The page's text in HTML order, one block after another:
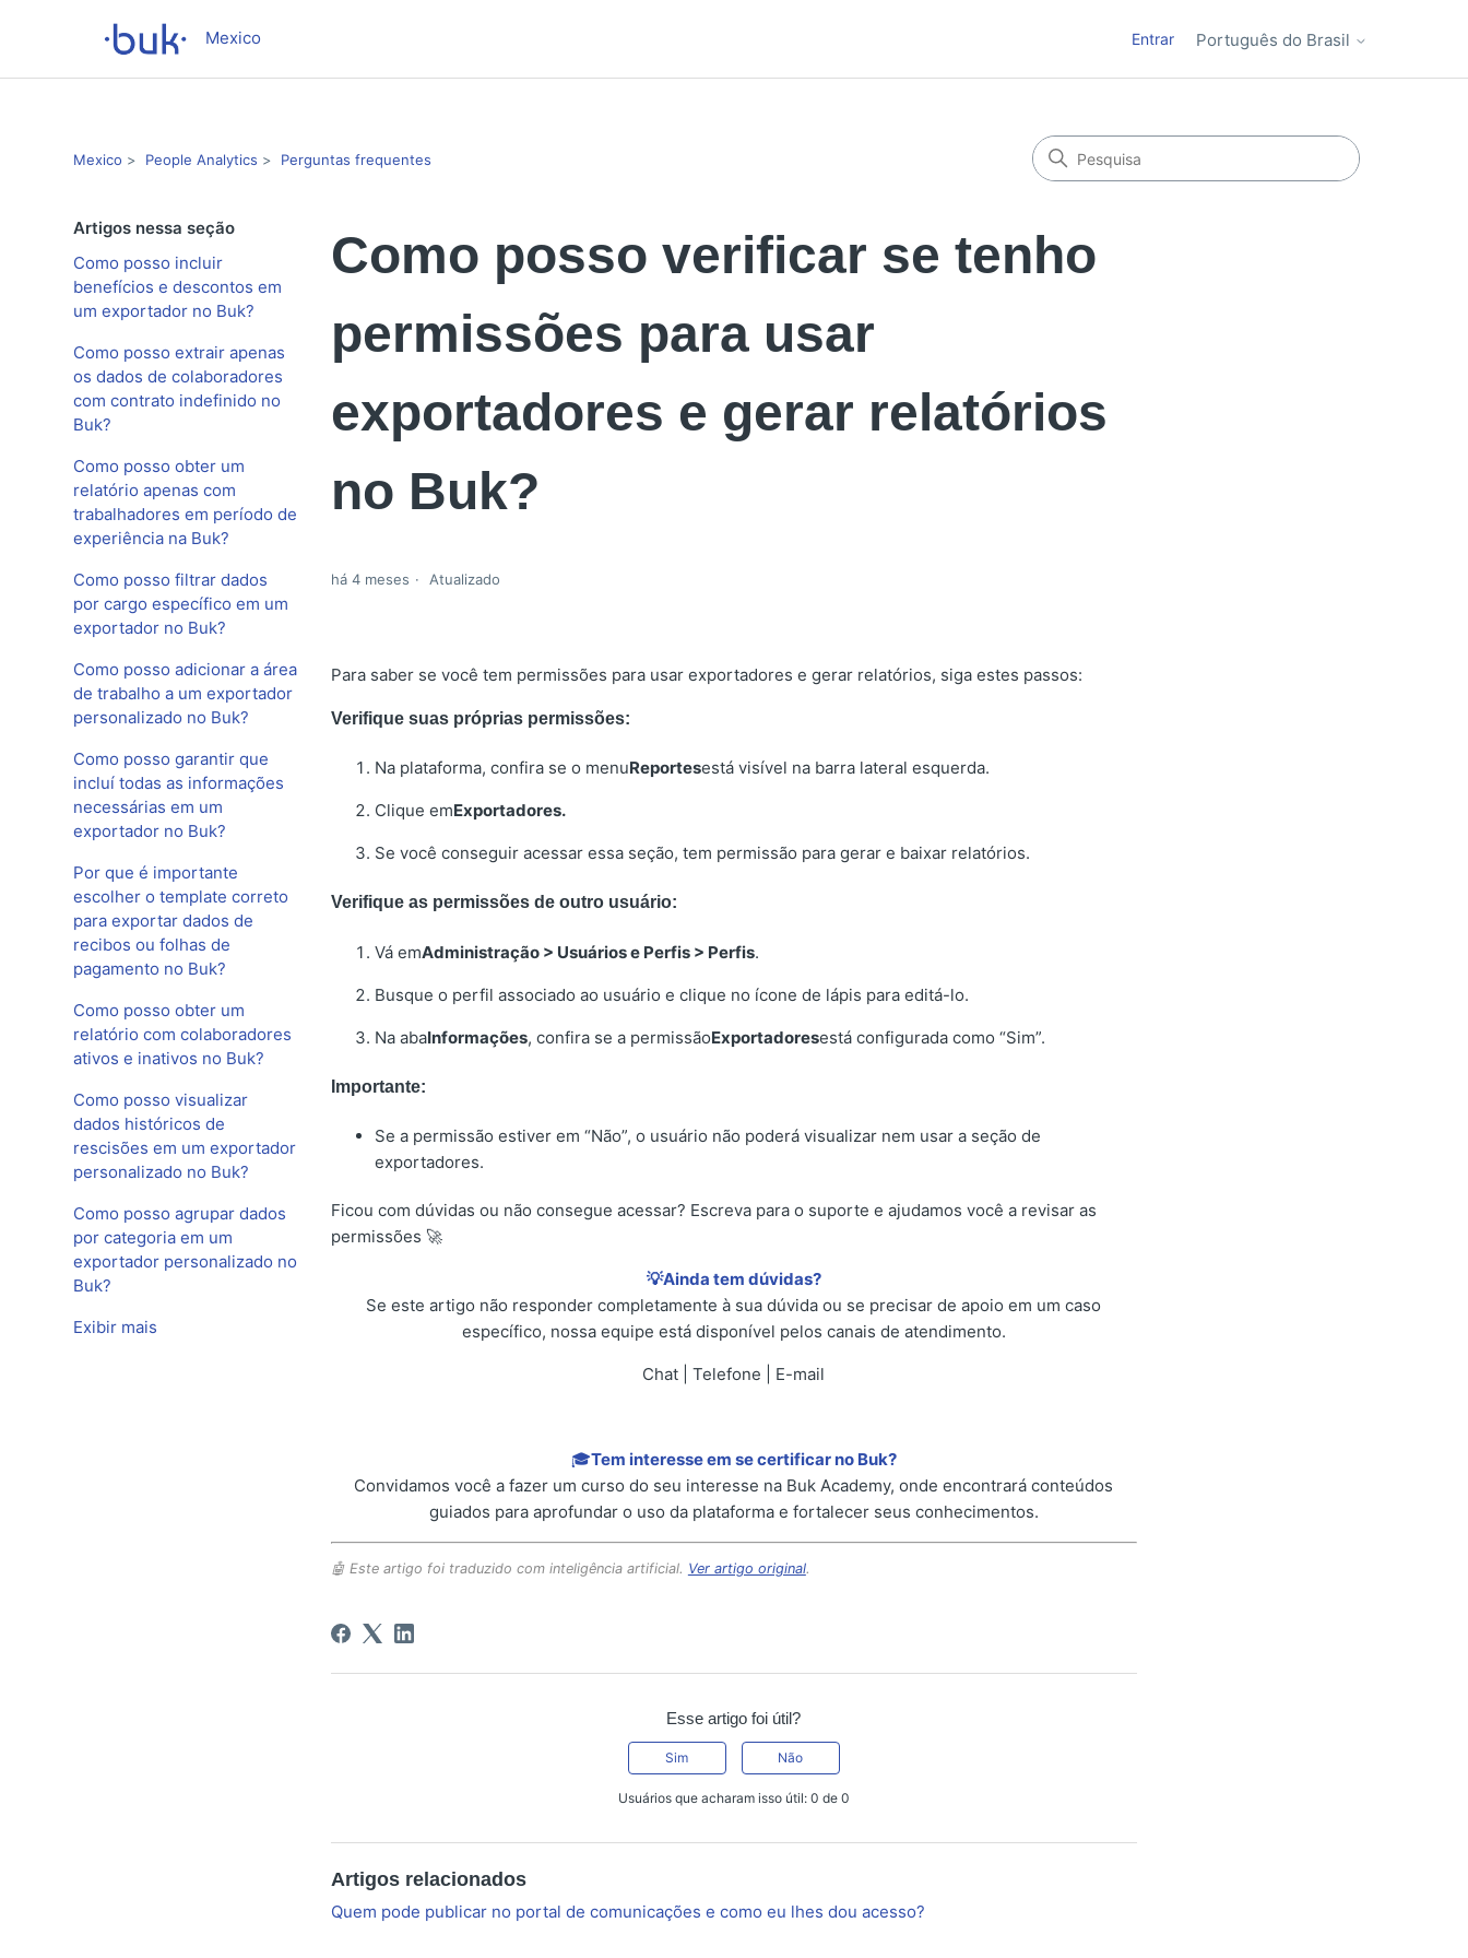
Mexico Entrar Português do Brasil
Mexico People Analytics Perguntas frequentes
Artigos nessa seção
Como posso incluir
benefícios e descontos em
um exportador no Buk?
Como posso extrair apenas
os dados de colaboradores
com contrato indefinido no
Buk?
Como posso obter um
relatório apenas com
trabalhadores em período de
experiência na Buk?
Como posso filtrar dados
por cargo específico em um
exportador no Buk?
Como posso adicionar a área
de trabalho a um exportador
personalizado no Buk?
Como posso garantir que
incluí todas as informações
necessárias em um
exportador no Buk?
Por que é importante
escolher o template correto
para exportar dados de
recibos ou folhas de
pagamento no Buk?
Como posso obter um
relatório com colaboradores
ativos e inativos no Buk?
Como posso visualizar
dados históricos de
rescisões em um exportador
personalizado no Buk?
Como posso agrupar dados
por categoria em um
exportador personalizado no
Buk?
Exibir mais
Como posso verificar se tenho
permissões para usar
exportadores e gerar relatórios
no Buk?
há 4 meses Atualizado
Para saber se você tem permissões para usar exportadores e gerar relatórios, siga estes passos:
Verifique suas próprias permissões:
Na plataforma, confira se o menuReportesestá visível na barra lateral esquerda.
Clique emExportadores.
Se você conseguir acessar essa seção, tem permissão para gerar e baixar relatórios.
Verifique as permissões de outro usuário:
Vá emAdministração > Usuários e Perfis > Perfis.
Busque o perfil associado ao usuário e clique no ícone de lápis para editá-lo.
Na abaInformações, confira se a permissãoExportadoresestá configurada como “Sim”.
Importante:
Se a permissão estiver em “Não”, o usuário não poderá visualizar nem usar a seção de
exportadores.
Ficou com dúvidas ou não consegue acessar? Escreva para o suporte e ajudamos você a revisar as
permissões 🚀
💡Ainda tem dúvidas?
Se este artigo não responder completamente à sua dúvida ou se precisar de apoio em um caso
específico, nossa equipe está disponível pelos canais de atendimento.
Chat | Telefone | E-mail
🎓Tem interesse em se certificar no Buk?
Convidamos você a fazer um curso do seu interesse na Buk Academy, onde encontrará conteúdos
guiados para aprofundar o uso da plataforma e fortalecer seus conhecimentos.
🤖 Este artigo foi traduzido com inteligência artificial. Ver artigo original.
Esse artigo foi útil?
Sim Não
Usuários que acharam isso útil: 0 de 0
Artigos relacionados
Quem pode publicar no portal de comunicações e como eu lhes dou acesso?